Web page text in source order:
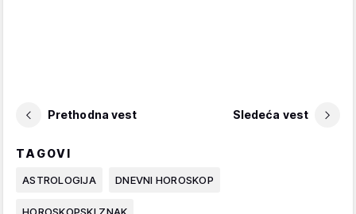
Prethodna vest Sledeća vest
TAGOVI
ASTROLOGIJA DNEVNI HOROSKOP